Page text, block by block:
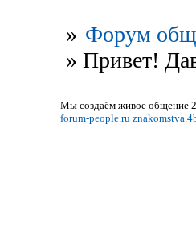
» Форум
» Привет!
Мы создаём живое общение
forum-people.ru